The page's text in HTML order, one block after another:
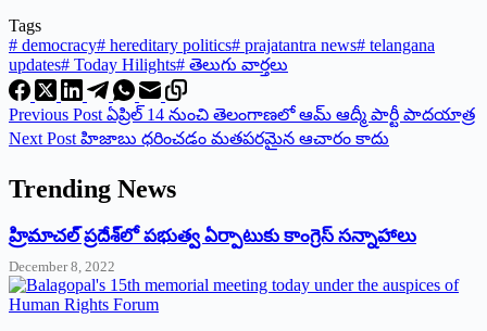
Tags
# democracy# hereditary politics# prajatantra news# telangana
updates# Today Hilights# తెలుగు వార్తలు
Previous Post ఏ‌ప్రిల్‌ 14 ‌నుంచి తెలంగాణలో ఆమ్‌ ఆద్మీ పార్టీ పాదయాత్ర
Next Post హిజాబు ధరించడం మతపరమైన ఆచారం కాదు
Trending News
‌హ్రిమాచల్‌ ‌ప్రదేశ్‌లో పభుత్వ ఏర్పాటుకు కాంగ్రెస్‌ ‌సన్నాహాలు
December 8, 2022